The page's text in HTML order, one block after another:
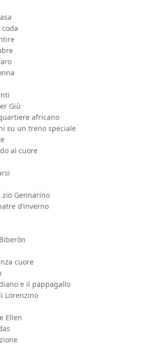
Giù
africano
su un treno speciale
al cuore
zio Gennarino
d’inverno
cuore
e il pappagallo
Lorenzino
Ellen